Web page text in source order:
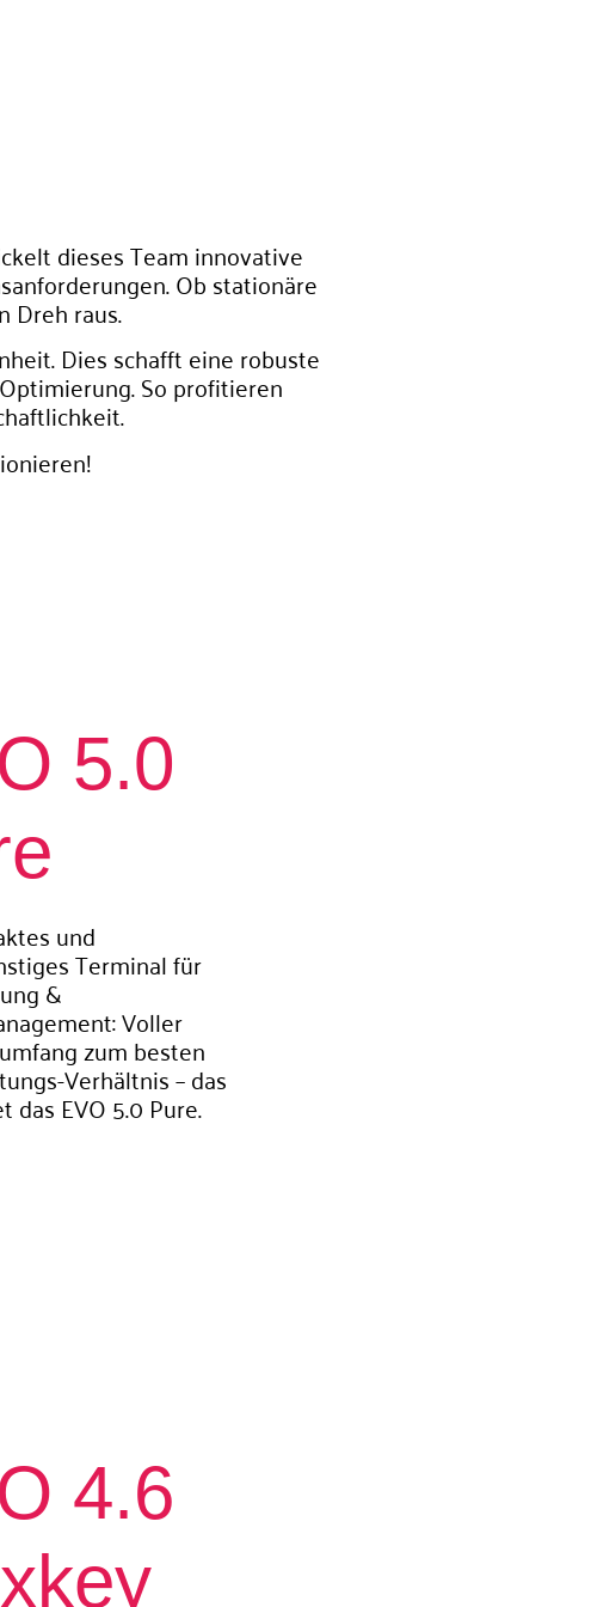
dieses Team innovative
Ob stationäre
Dreh raus.
Dies schafft eine robuste
So profitieren
5.0
und
Terminal für
&
Voller
zum besten
Verhältnis – das
das EVO 5.0 Pure.
4.6